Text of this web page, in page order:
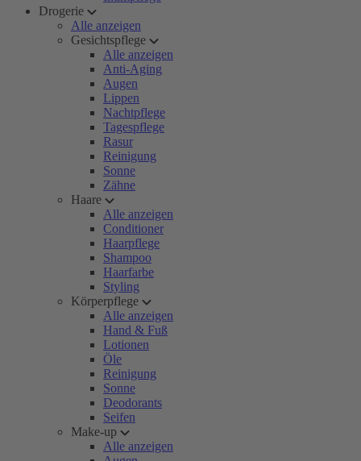
Drogerie
Alle anzeigen
Gesichtspflege
Alle anzeigen
Anti-Aging
Augen
Lippen
Nachtpflege
Tagespflege
Rasur
Reinigung
Sonne
Zähne
Haare
Alle anzeigen
Conditioner
Haarpflege
Shampoo
Haarfarbe
Styling
Körperpflege
Alle anzeigen
Hand & Fuß
Lotionen
Öle
Reinigung
Sonne
Deodorants
Seifen
Make-up
Alle anzeigen